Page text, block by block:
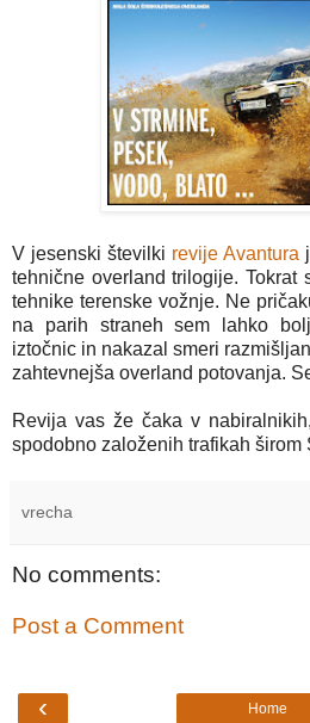
V jesenski številki revije Avantura
tehnične overland trilogije. Tokrat
tehnike terenske vožnje. Ne
na parih straneh sem lahko
iztočnic in nakazal smeri
zahtevnejša overland potovanja.
Revija vas že čaka v
spodobno založenih trafikah širom
vrecha
No comments:
Post a Comment
‹ Home